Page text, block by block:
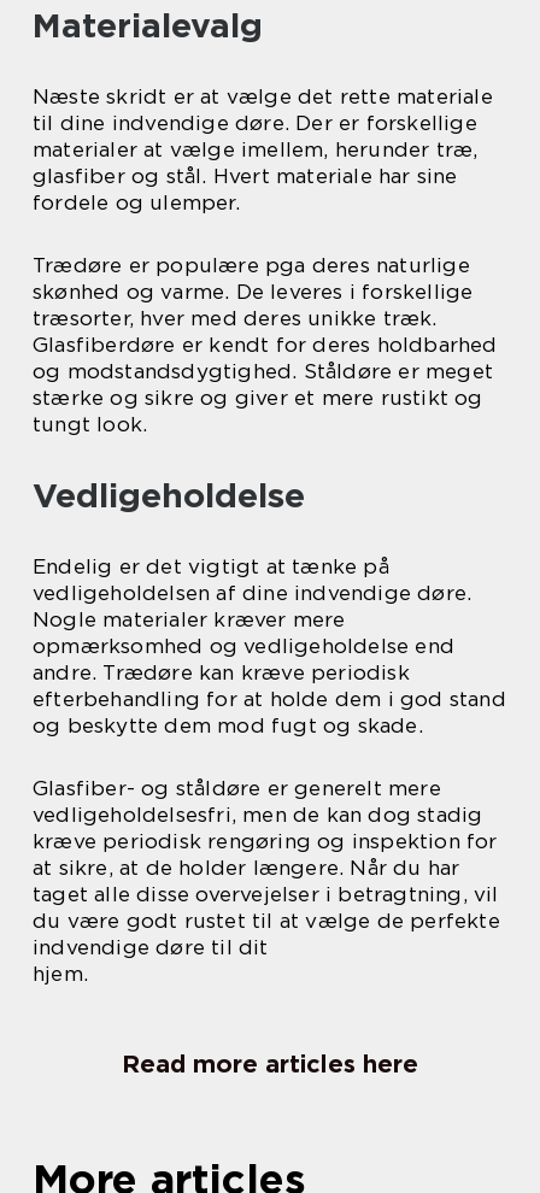
Materialevalg
Næste skridt er at vælge det rette materiale
til dine indvendige døre. Der er forskellige
materialer at vælge imellem, herunder træ,
glasfiber og stål. Hvert materiale har sine
fordele og ulemper.
Trædøre er populære pga deres naturlige
skønhed og varme. De leveres i forskellige
træsorter, hver med deres unikke træk.
Glasfiberdøre er kendt for deres holdbarhed
og modstandsdygtighed. Ståldøre er meget
stærke og sikre og giver et mere rustikt og
tungt look.
Vedligeholdelse
Endelig er det vigtigt at tænke på
vedligeholdelsen af dine indvendige døre.
Nogle materialer kræver mere
opmærksomhed og vedligeholdelse end
andre. Trædøre kan kræve periodisk
efterbehandling for at holde dem i god stand
og beskytte dem mod fugt og skade.
Glasfiber- og ståldøre er generelt mere
vedligeholdelsesfri, men de kan dog stadig
kræve periodisk rengøring og inspektion for
at sikre, at de holder længere. Når du har
taget alle disse overvejelser i betragtning, vil
du være godt rustet til at vælge de perfekte
indvendige døre til dit
hjem.
Read more articles here
More articles